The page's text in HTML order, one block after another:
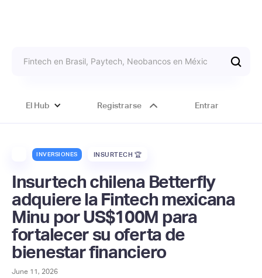
El Hub Registrarse Entrar
INVERSIONES INSURTECH 🏆
Insurtech chilena Betterfly
adquiere la Fintech mexicana
Minu por US$100M para
fortalecer su oferta de
bienestar financiero
June 11, 2026